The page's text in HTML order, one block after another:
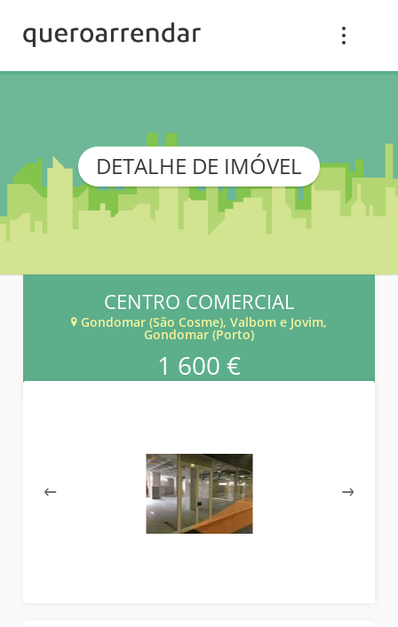
DETALHE DE IMÓVEL
CENTRO COMERCIAL
Gondomar (São Cosme), Valbom e Jovim,
Gondomar (Porto)
1 600 €